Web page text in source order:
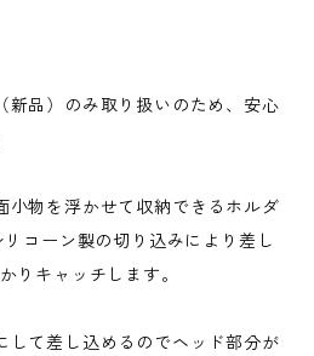
新品）のみ取り扱いのため、安心
小物を浮かせて収納できるホルダ
コーン製の切り込みにより差し
りキャッチします。
して差し込めるのでヘッド部分が